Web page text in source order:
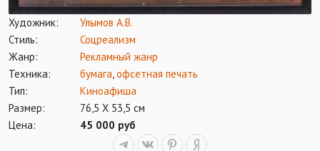
Художник:
Улымов А.В.
Стиль:
Соцреализм
Жанр:
Рекламный жанр
Техника:
бумага,офсетная печать
Тип:
Киноафиша
Размер:
76,5 Х 53,5 см
Цена:
45 000 руб